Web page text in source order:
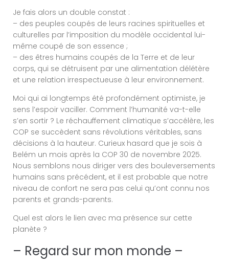
Je fais alors un double constat :
– des peuples coupés de leurs racines spirituelles et
culturelles par l’imposition du modèle occidental lui-
même coupé de son essence ;
– des êtres humains coupés de la Terre et de leur
corps, qui se détruisent par une alimentation délétère
et une relation irrespectueuse à leur environnement.
Moi qui ai longtemps été profondément optimiste, je
sens l’espoir vaciller. Comment l’humanité va-t-elle
s’en sortir ? Le réchauffement climatique s’accélère, les
COP se succèdent sans révolutions véritables, sans
décisions à la hauteur. Curieux hasard que je sois à
Belém un mois après la COP 30 de novembre 2025.
Nous semblons nous diriger vers des bouleversements
humains sans précédent, et il est probable que notre
niveau de confort ne sera pas celui qu’ont connu nos
parents et grands-parents.
Quel est alors le lien avec ma présence sur cette
planète ?
– Regard sur mon monde –